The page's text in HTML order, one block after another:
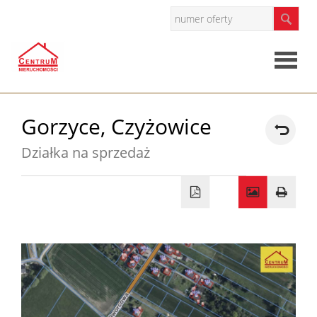
firmie
Domy
Gorzyce, Czyżowice
Działka na sprzedaż